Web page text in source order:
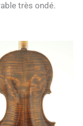
très ondé.